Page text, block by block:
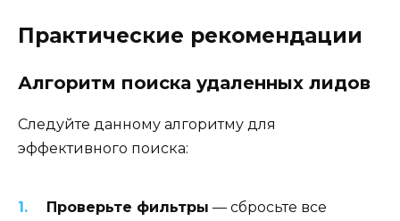
Практические рекомендации
Алгоритм поиска удаленных лидов
Следуйте данному алгоритму для
эффективного поиска:
Проверьте фильтры — сбросьте все